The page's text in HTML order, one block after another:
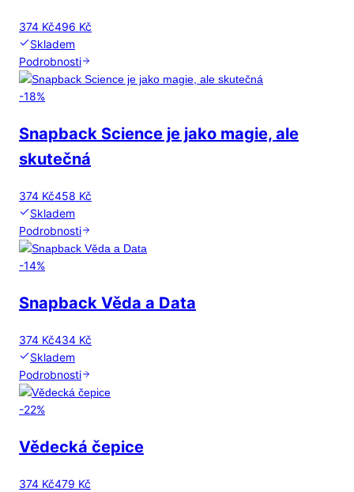
374 Kč496 Kč
Skladem
Podrobnosti
-18%
Snapback Science je jako magie, ale
skutečná
374 Kč458 Kč
Skladem
Podrobnosti
-14%
Snapback Věda a Data
374 Kč434 Kč
Skladem
Podrobnosti
-22%
Vědecká čepice
374 Kč479 Kč